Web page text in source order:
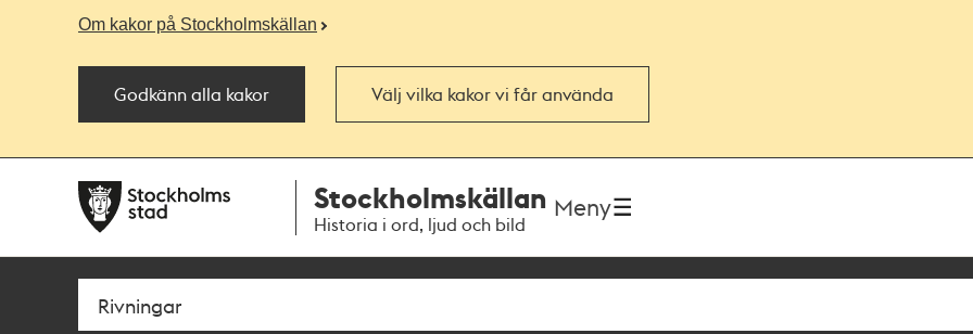
Om kakor på Stockholmskällan
Godkänn alla kakor Välj vilka kakor vi får använda
navigationen
huvudinnehållet
Stockholmskällan
Historia i ord, ljud och bild
Meny
Sök